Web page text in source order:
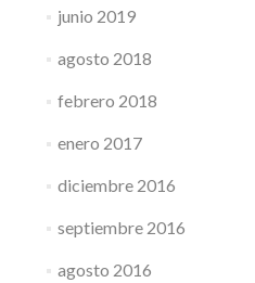
junio 2019
agosto 2018
febrero 2018
enero 2017
diciembre 2016
septiembre 2016
agosto 2016